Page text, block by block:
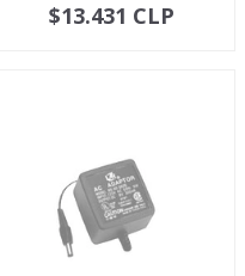
AGOTADO
$13.431 CLP